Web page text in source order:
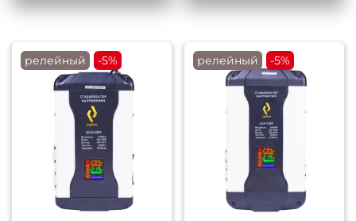
релейный -5% релейный -5%